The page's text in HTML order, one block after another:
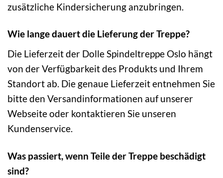
zusätzliche Kindersicherung anzubringen.
Wie lange dauert die Lieferung der Treppe?
Die Lieferzeit der Dolle Spindeltreppe Oslo hängt
von der Verfügbarkeit des Produkts und Ihrem
Standort ab. Die genaue Lieferzeit entnehmen Sie
bitte den Versandinformationen auf unserer
Webseite oder kontaktieren Sie unseren
Kundenservice.
Was passiert, wenn Teile der Treppe beschädigt
sind?